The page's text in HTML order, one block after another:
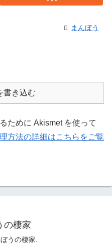
まんぼう
書き込む
ために Akismet を使って
方法の詳細はこちらをご覧
の棲家
うの棲家.